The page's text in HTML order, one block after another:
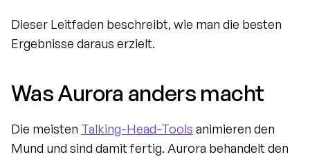
Dieser Leitfaden beschreibt, wie man die besten
Ergebnisse daraus erzielt.
Was Aurora anders macht
Die meisten Talking-Head-Tools animieren den
Mund und sind damit fertig. Aurora behandelt den